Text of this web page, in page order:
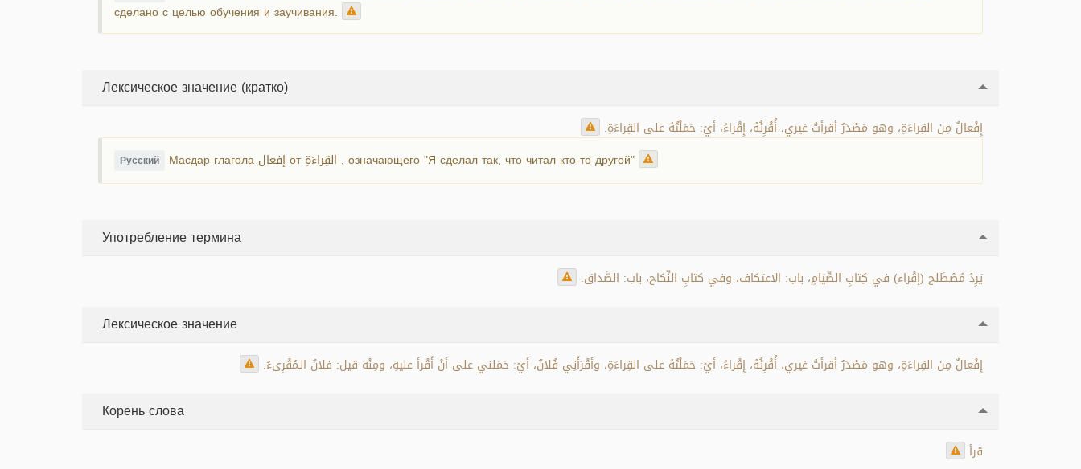
сделано с целью обучения и заучивания.
Лексическое значение (кратко)
إِفْعالٌ مِن القِراءَةِ، وهو مَصْدَرُ أقرأتُ غيري، أُقْرِئُهُ، إِقْراءً، أيْ: حَمَلْتُهُ على القِراءَةِ.
Русский Масдар глагола إفعال от القِراءَةِ , означающего "Я сделал так, что читал кто-то другой"
Употребление термина
يَرِدُ مُصْطَلح (إقْراء) في كِتابِ الصِّيَامِ، باب: الاعتكاف، وفي كتابِ النِّكاح، باب: الصَّداق.
Лексическое значение
إِفْعالٌ مِن القِراءَةِ، وهو مَصْدَرُ أقرأتُ غيري، أُقْرِئُهُ، إِقْراءً، أيْ: حَمَلْتُهُ على القِراءَةِ، وأقْرَأَنِي فُلانٌ، أيْ: حَمَلني على أنْ أَقْرأ عليهِ، ومِنْه قيل: فلانٌ الـمُقْرِىءُ.
Корень слова
قرأ